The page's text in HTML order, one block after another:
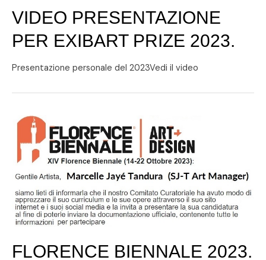
VIDEO PRESENTAZIONE
PER EXIBART PRIZE 2023.
Presentazione personale del 2023Vedi il video
FLORENCE BIENNALE 2023.